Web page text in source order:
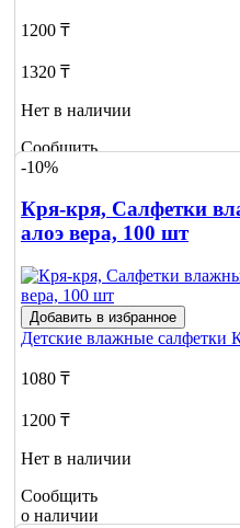
1200 ₸
1320 ₸
Нет в наличии
Сообщить
о наличии
-10%
Кря-кря, Салфетки
алоэ вера, 100 шт
Добавить в избранное
Детские влажные салфетки
1080 ₸
1200 ₸
Нет в наличии
Сообщить
о наличии